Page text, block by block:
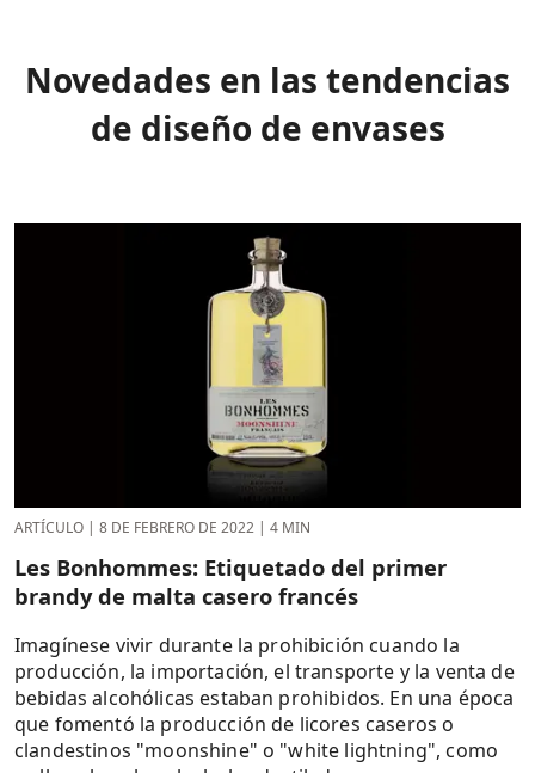
Novedades en las tendencias
de diseño de envases
ARTÍCULO | 8 DE FEBRERO DE 2022 | 4 MIN
Les Bonhommes: Etiquetado del primer
brandy de malta casero francés
Imagínese vivir durante la prohibición cuando la
producción, la importación, el transporte y la venta de
bebidas alcohólicas estaban prohibidos. En una época
que fomentó la producción de licores caseros o
clandestinos "moonshine" o "white lightning", como